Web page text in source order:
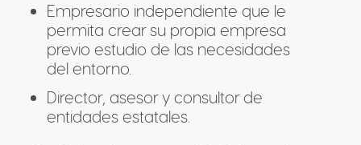
Empresario independiente que le
permita crear su propia empresa
previo estudio de las necesidades
del entorno.
Director, asesor y consultor de
entidades estatales.